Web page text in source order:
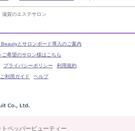
滋賀のエステサロン
とサロンボード導入のご案内
ご希望のサロン様はこちら
プライバシーポリシー
利用規約
ご利用ガイド
ヘルプ